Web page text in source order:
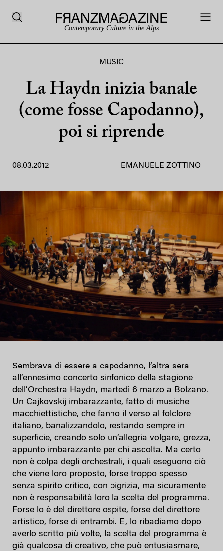
Contemporary Culture in the Alps
MUSIC
La Haydn inizia banale
(come fosse Capodanno),
poi si riprende
08.03.2012 EMANUELE ZOTTINO
Sembrava di essere a capodanno, l’altra sera
all’ennesimo concerto sinfonico della stagione
dell’Orchestra Haydn, martedì 6 marzo a Bolzano.
Un Cajkovskij imbarazzante, fatto di musiche
macchiettistiche, che fanno il verso al folclore
italiano, banalizzandolo, restando sempre in
superficie, creando solo un’allegria volgare, grezza,
appunto imbarazzante per chi ascolta. Ma certo
non è colpa degli orchestrali, i quali eseguono ciò
che viene loro proposto, forse troppo spesso
senza spirito critico, con pigrizia, ma sicuramente
non è responsabilità loro la scelta del programma.
Forse lo è del direttore ospite, forse del direttore
artistico, forse di entrambi. E, lo ribadiamo dopo
averlo scritto più volte, la scelta del programma è
già qualcosa di creativo, che può entusiasmare,